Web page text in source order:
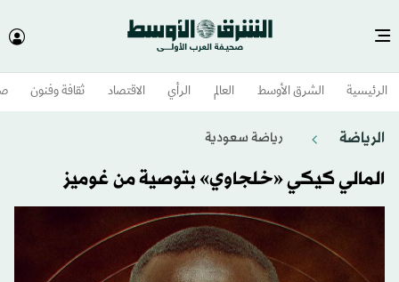
الرئيسية الشرق الأوسط​ العالم الرأي الاقتصاد ثقافة وفنون
الرياضة رياضة سعودية
المالي كيكي «خلجاوي» بتوصية من غوميز